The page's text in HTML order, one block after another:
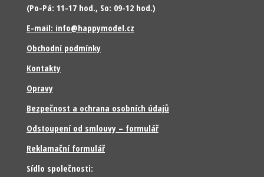
(Po-Pá: 11-17 hod., So: 09-12 hod.)
E-mail: info@happymodel.cz
Obchodní podmínky
Kontakty
Opravy
Bezpečnost a ochrana osobních údajů
Odstoupení od smlouvy – formulář
Reklamační formulář
Sídlo společnosti: